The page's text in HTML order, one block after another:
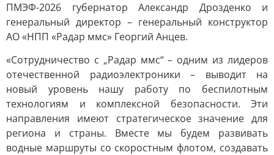
ПМЭФ-2026 губернатор Александр Дрозденко и
генеральный директор – генеральный конструктор
АО «НПП «Радар ммс» Георгий Анцев.
«Сотрудничество с „Радар ммс“ – одним из лидеров
отечественной радиоэлектроники – выводит на
новый уровень нашу работу по беспилотным
технологиям и комплексной безопасности. Эти
направления имеют стратегическое значение для
региона и страны. Вместе мы будем развивать
водные маршруты со скоростным флотом, создавать